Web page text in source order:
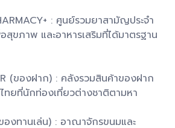
: ศูนย์รวมยาสามัญประจำ
ขภาพ และอาหารเสริมที่ได้มาตรฐาน
(ของฝาก) : คลังรวมสินค้าของฝาก
ยที่นักท่องเที่ยวต่างชาติตามหา
ทานเล่น) : อาณาจักรขนมและ